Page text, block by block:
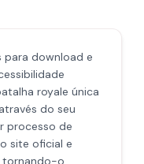
para download e
royale única
do seu
processo de
site oficial e
tornando-o